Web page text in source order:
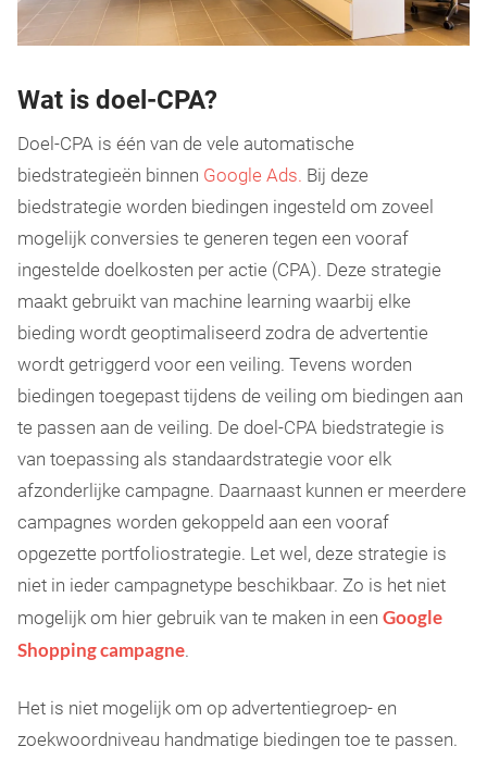
Wat is doel-CPA?
Doel-CPA is één van de vele automatische
biedstrategieën binnen Google Ads. Bij deze
biedstrategie worden biedingen ingesteld om zoveel
mogelijk conversies te generen tegen een vooraf
ingestelde doelkosten per actie (CPA). Deze strategie
maakt gebruikt van machine learning waarbij elke
bieding wordt geoptimaliseerd zodra de advertentie
wordt getriggerd voor een veiling. Tevens worden
biedingen toegepast tijdens de veiling om biedingen aan
te passen aan de veiling. De doel-CPA biedstrategie is
van toepassing als standaardstrategie voor elk
afzonderlijke campagne. Daarnaast kunnen er meerdere
campagnes worden gekoppeld aan een vooraf
opgezette portfoliostrategie. Let wel, deze strategie is
niet in ieder campagnetype beschikbaar. Zo is het niet
mogelijk om hier gebruik van te maken in een Google
Shopping campagne.
Het is niet mogelijk om op advertentiegroep- en
zoekwoordniveau handmatige biedingen toe te passen.